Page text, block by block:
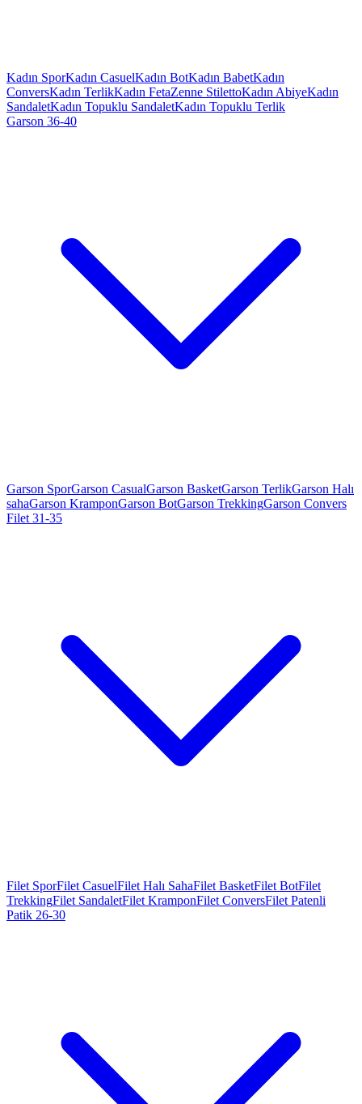
Kadın SporKadın CasuelKadın BotKadın BabetKadın
ConversKadın TerlikKadın FetaZenne StilettoKadın AbiyeKadın
SandaletKadın Topuklu SandaletKadın Topuklu Terlik
Garson 36-40
Garson SporGarson CasualGarson BasketGarson TerlikGarson Halı
sahaGarson KramponGarson BotGarson TrekkingGarson Convers
Filet 31-35
Filet SporFilet CasuelFilet Halı SahaFilet BasketFilet BotFilet
TrekkingFilet SandaletFilet KramponFilet ConversFilet Patenli
Patik 26-30